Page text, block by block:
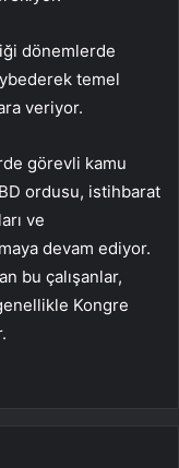
dönemlerde
temel
veriyor.
görevli kamu
ordusu, istihbarat
ve
devam ediyor.
bu çalışanlar,
Kongre